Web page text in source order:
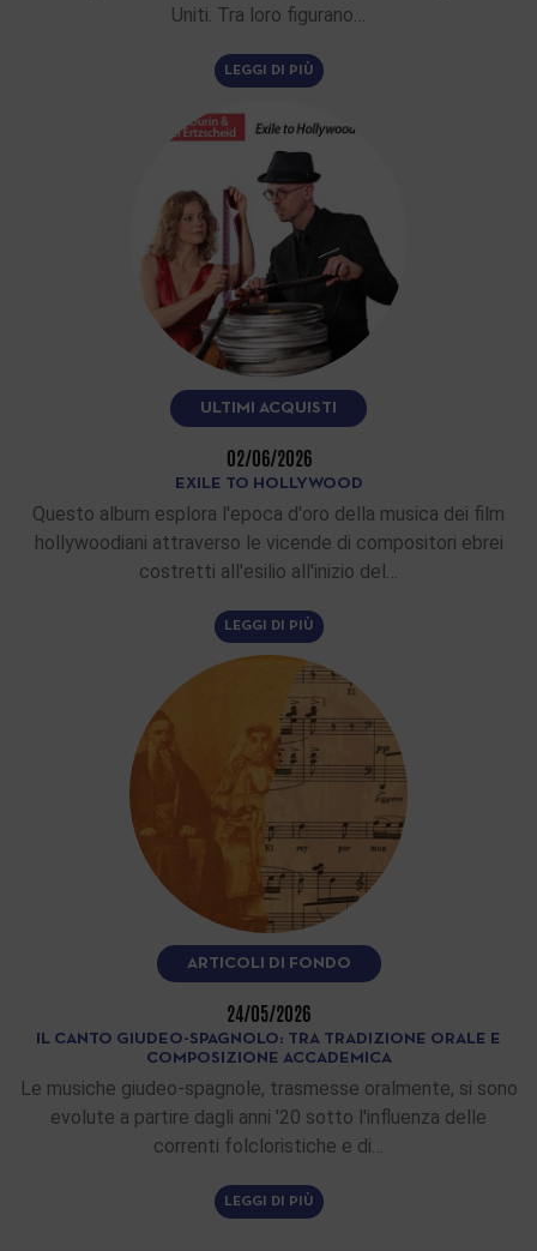
Uniti. Tra loro figurano…
LEGGI DI PIÙ
ULTIMI ACQUISTI
02/06/2026
EXILE TO HOLLYWOOD
Questo album esplora l'epoca d'oro della musica dei film
hollywoodiani attraverso le vicende di compositori ebrei
costretti all'esilio all'inizio del…
LEGGI DI PIÙ
ARTICOLI DI FONDO
24/05/2026
IL CANTO GIUDEO-SPAGNOLO: TRA TRADIZIONE ORALE E
COMPOSIZIONE ACCADEMICA
Le musiche giudeo-spagnole, trasmesse oralmente, si sono
evolute a partire dagli anni '20 sotto l'influenza delle
correnti folcloristiche e di…
LEGGI DI PIÙ